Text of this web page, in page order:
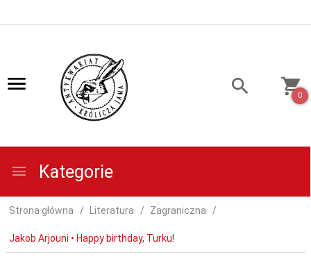
0
Kategorie
Strona główna Literatura Zagraniczna
Jakob Arjouni • Happy birthday, Turku!